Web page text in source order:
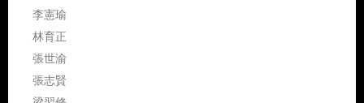
李憲瑜
林育正
張世渝
張志賢